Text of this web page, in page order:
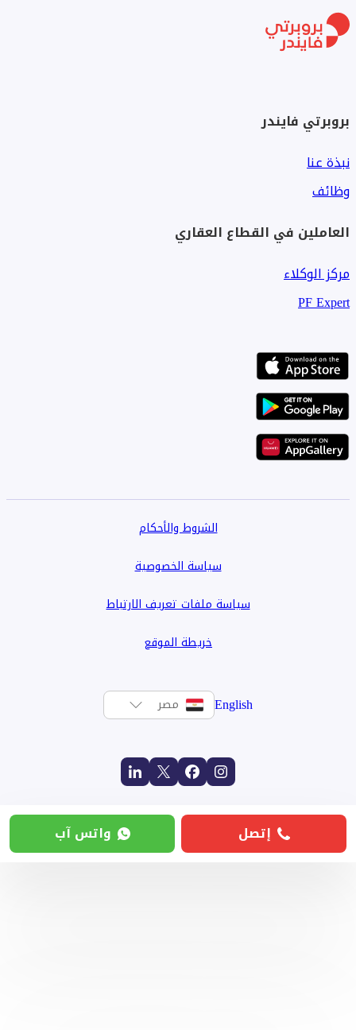
بروبرتي فايندر
نبذة عنا
وظائف
العاملين في القطاع العقاري
مركز الوكلاء
PF Expert
الشروط والأحكام
سياسة الخصوصية
سياسة ملفات تعريف الارتباط
خريطة الموقع
English مصر
إتصل واتس آب